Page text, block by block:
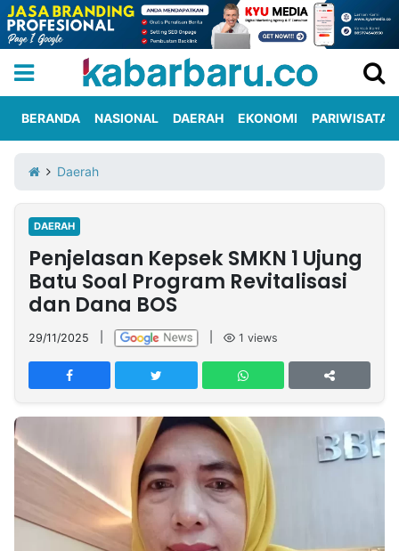
Iklan
Berita
Kami
Nasional
International
Olahraga
Entertainment
Daerah
Pariwisata
Kuliner
Kolom
Network
PT
TREETAN
INDONESIA
Partner
Insight
Suara
Lens
Daily
Jalan
Idealita
Kita
Radar
Seedbacklink
BERANDA NASIONAL DAERAH EKONOMI PARIWISATA
Daerah
DAERAH
Penjelasan Kepsek SMKN 1 Ujung
Batu Soal Program Revitalisasi
dan Dana BOS
29/11/2025 1 views